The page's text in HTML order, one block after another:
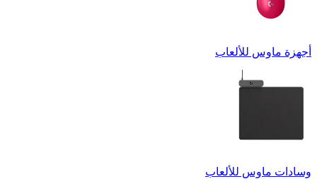
أجهزة ماوس للألعاب
وسادات ماوس للألعاب